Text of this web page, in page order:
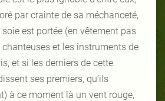
par crainte de sa méchanceté,
est portée (en vêtement pas
et les instruments de
et si les derniers de cette
ses premiers, qu’ils
à ce moment là un vent rouge,